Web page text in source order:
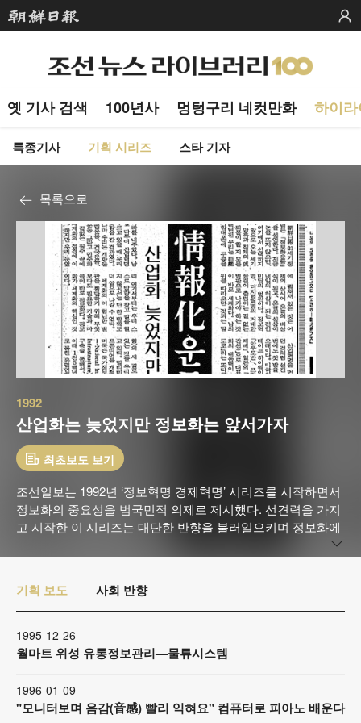
옛 기사 검색 100년사 멍텅구리 네컷만화 하이
특종기사 기획 시리즈 스타 기자
목록으로
1992
산업화는 늦었지만 정보화는 앞서가자
최초보도 보기
조선일보는 1992년 ‘정보혁명 경제혁명’ 시리즈를 시작하면서
정보화의 중요성을 범국민적 의제로 제시했다. 선견력을 가지
고 시작한 이 시리즈는 대단한 반향을 불러일으키며 정보화에
대한 자각을 일깨웠다. 1995년 조선일보는 창간 75주년을 기
념해 본격적인 정보화 운동을 선언하며 가장 선두에 섰다. 조
키웠고, 한국이 세계적인 IT강국으로 거듭나게 하는 발판을 마
련했다.
기획 보도 사회 반향
1995-12-26
월마트 위성 유통정보관리—물류시스템
1996-01-09
"모니터보며 음감(音感) 빨리 익혀요" 컴퓨터로 피아노 배운다